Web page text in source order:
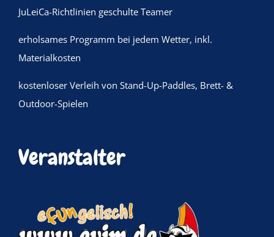
JuLeiCa-Richtlinien geschulte Teamer
erholsames Programm bei jedem Wetter, inkl.
Materialkosten
kostenloser Verleih von Stand-Up-Paddles, Brett- &
Outdoor-Spielen
Veranstalter